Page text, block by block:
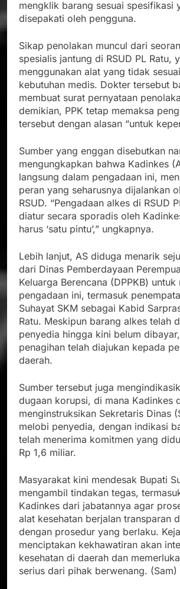
mengklik barang sesuai spesifikasi
disepakati oleh pengguna.
Sikap penolakan muncul dari
spesialis jantung di RSUD PL Ratu,
menggunakan alat yang tidak
kebutuhan medis. Dokter tersebut
membuat surat pernyataan
demikian, PPK tetap memaksa
tersebut dengan alasan “untuk
Sumber yang enggan disebutkan
mengungkapkan bahwa Kadinkes
langsung dalam pengadaan ini,
peran yang seharusnya dijalankan
RSUD. “Pengadaan alkes di RSUD
diatur secara sporadis oleh
harus ‘satu pintu’,” ungkapnya.
Lebih lanjut, AS diduga menarik
dari Dinas Pemberdayaan
Keluarga Berencana (DPPKB) untuk
pengadaan ini, termasuk
Suhayat SKM sebagai Kabid
Ratu. Meskipun barang alkes telah
penyedia hingga kini belum
penagihan telah diajukan kepada
daerah.
Sumber tersebut juga
dugaan korupsi, di mana Kadinkes
menginstruksikan Sekretaris Dinas
melobi penyedia, dengan indikasi
telah menerima komitmen yang
Rp 1,6 miliar.
Masyarakat kini mendesak Bupati
mengambil tindakan tegas,
Kadinkes dari jabatannya agar
alat kesehatan berjalan transparan
dengan prosedur yang berlaku.
menciptakan kekhawatiran akan
kesehatan di daerah dan
serius dari pihak berwenang. (Sam)